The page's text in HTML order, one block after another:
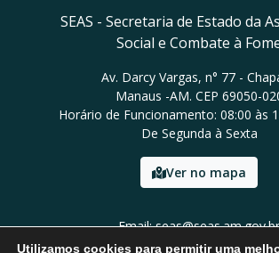
SEAS - Secretaria de Estado da
Social e Combate à
Av. Darcy Vargas, n° 77 -
Manaus -AM. CEP 69050-
Horário de Funcionamento: 08:00 às
De Segunda à Sexta
Ver no mapa
Email: seas@seas.am.gov.br
Tel: (92) 2121-7821
Utilizamos cookies para permitir uma